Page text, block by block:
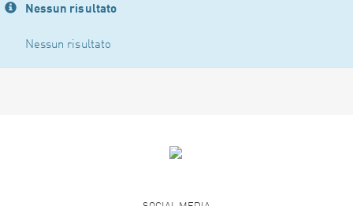
Nessun risultato
Nessun risultato